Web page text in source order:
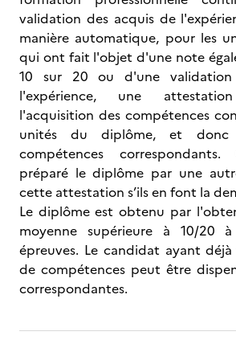
validation des acquis de
manière automatique, pour les
qui ont fait l'objet d'une note
10 sur 20 ou d'une
l'expérience, une attestation
l'acquisition des compétences
unités du diplôme, et
compétences
préparé le diplôme par une
cette attestation s’ils en font la
Le diplôme est obtenu par
moyenne supérieure à 10/20
épreuves. Le candidat ayant
de compétences peut être
correspondantes.